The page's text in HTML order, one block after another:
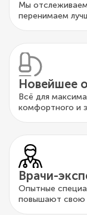
Мы
перенимаем
Новейшее
Всё для
комфортного и
Врачи-
Опытные
повышают свою